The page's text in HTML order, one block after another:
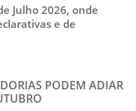
Julho 2026, onde
e de
PODEM ADIAR